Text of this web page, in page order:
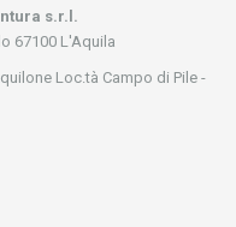
s.r.l.
67100 L'Aquila
Loc.tà Campo di Pile -